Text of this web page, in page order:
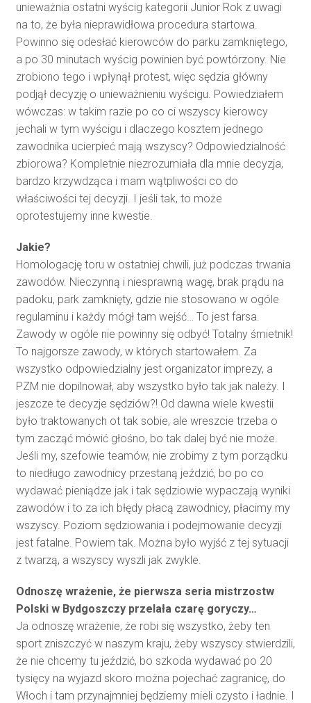
unieważnia ostatni wyścig kategorii Junior Rok z uwagi
na to, że była nieprawidłowa procedura startowa.
Powinno się odesłać kierowców do parku zamkniętego,
a po 30 minutach wyścig powinien być powtórzony. Nie
zrobiono tego i wpłynął protest, więc sędzia główny
podjął decyzję o unieważnieniu wyścigu. Powiedziałem
wówczas: w takim razie po co ci wszyscy kierowcy
jechali w tym wyścigu i dlaczego kosztem jednego
zawodnika ucierpieć mają wszyscy? Odpowiedzialność
zbiorowa? Kompletnie niezrozumiała dla mnie decyzja,
bardzo krzywdząca i mam wątpliwości co do
właściwości tej decyzji. I jeśli tak, to może
oprotestujemy inne kwestie.
Jakie?
Homologację toru w ostatniej chwili, już podczas trwania
zawodów. Nieczynną i niesprawną wagę, brak prądu na
padoku, park zamknięty, gdzie nie stosowano w ogóle
regulaminu i każdy mógł tam wejść… To jest farsa.
Zawody w ogóle nie powinny się odbyć! Totalny śmietnik!
To najgorsze zawody, w których startowałem. Za
wszystko odpowiedzialny jest organizator imprezy, a
PZM nie dopilnował, aby wszystko było tak jak należy. I
jeszcze te decyzje sędziów?! Od dawna wiele kwestii
było traktowanych ot tak sobie, ale wreszcie trzeba o
tym zacząć mówić głośno, bo tak dalej być nie może.
Jeśli my, szefowie teamów, nie zrobimy z tym porządku
to niedługo zawodnicy przestaną jeździć, bo po co
wydawać pieniądze jak i tak sędziowie wypaczają wyniki
zawodów i to za ich błędy płacą zawodnicy, płacimy my
wszyscy. Poziom sędziowania i podejmowanie decyzji
jest fatalne. Powiem tak. Można było wyjść z tej sytuacji
z twarzą, a wszyscy wyszli jak zwykle.
Odnoszę wrażenie, że pierwsza seria mistrzostw
Polski w Bydgoszczy przelała czarę goryczy…
Ja odnoszę wrażenie, że robi się wszystko, żeby ten
sport zniszczyć w naszym kraju, żeby wszyscy stwierdzili,
że nie chcemy tu jeździć, bo szkoda wydawać po 20
tysięcy na wyjazd skoro można pojechać zagranicę, do
Włoch i tam przynajmniej będziemy mieli czysto i ładnie. I